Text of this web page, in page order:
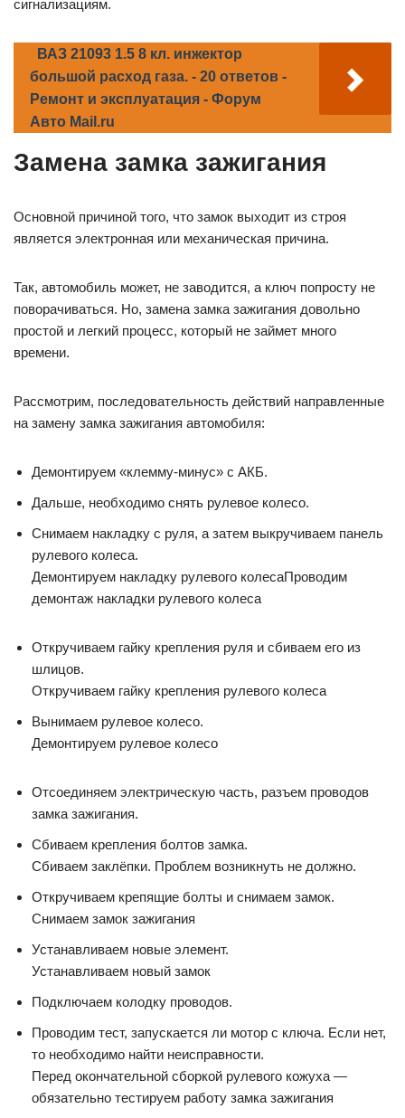
сигнализациям.
ВАЗ 21093 1.5 8 кл. инжектор
большой расход газа. - 20 ответов -
Ремонт и эксплуатация - Форум
Авто Mail.ru
Замена замка зажигания
Основной причиной того, что замок выходит из строя
является электронная или механическая причина.
Так, автомобиль может, не заводится, а ключ попросту не
поворачиваться. Но, замена замка зажигания довольно
простой и легкий процесс, который не займет много
времени.
Рассмотрим, последовательность действий направленные
на замену замка зажигания автомобиля:
Демонтируем «клемму-минус» с АКБ.
Дальше, необходимо снять рулевое колесо.
Снимаем накладку с руля, а затем выкручиваем панель
рулевого колеса.
Демонтируем накладку рулевого колесаПроводим
демонтаж накладки рулевого колеса
Откручиваем гайку крепления руля и сбиваем его из
шлицов.
Откручиваем гайку крепления рулевого колеса
Вынимаем рулевое колесо.
Демонтируем рулевое колесо
Отсоединяем электрическую часть, разъем проводов
замка зажигания.
Сбиваем крепления болтов замка.
Сбиваем заклёпки. Проблем возникнуть не должно.
Откручиваем крепящие болты и снимаем замок.
Снимаем замок зажигания
Устанавливаем новые элемент.
Устанавливаем новый замок
Подключаем колодку проводов.
Проводим тест, запускается ли мотор с ключа. Если нет,
то необходимо найти неисправности.
Перед окончательной сборкой рулевого кожуха —
обязательно тестируем работу замка зажигания